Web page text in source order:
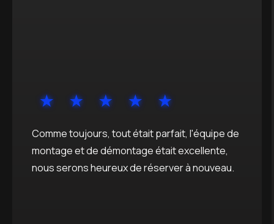
Comme toujours, tout était parfait, l'équipe de
montage et de démontage était excellente,
nous serons heureux de réserver à nouveau.